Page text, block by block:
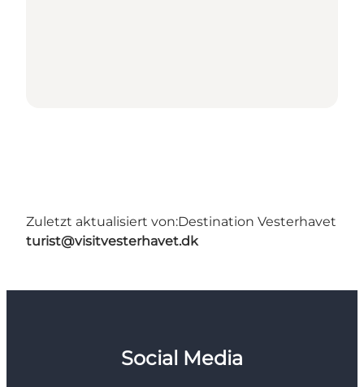
Zuletzt aktualisiert von:Destination Vesterhavet
turist@visitvesterhavet.dk
Social Media